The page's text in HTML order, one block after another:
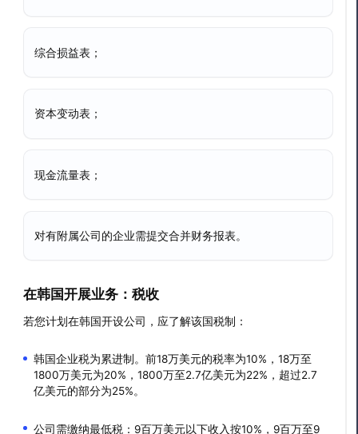
综合损益表；
资本变动表；
现金流量表；
对有附属公司的企业需提交合并财务报表。
在韩国开展业务：税收
若您计划在韩国开设公司，应了解该国税制：
韩国企业税为累进制。前18万美元的税率为10%，18万至
1800万美元为20%，1800万至2.7亿美元为22%，超过2.7
亿美元的部分为25%。
公司需缴纳最低税：9百万美元以下收入按10%，9百万至9